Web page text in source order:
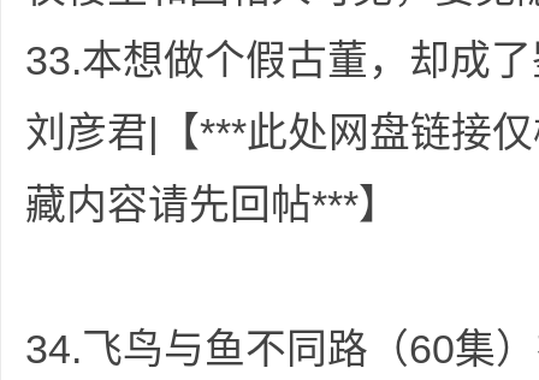
33.本想做个假古董，却成
刘彦君|【***此处网盘链接
藏内容请先回帖***】
34.飞鸟与鱼不同路（60集